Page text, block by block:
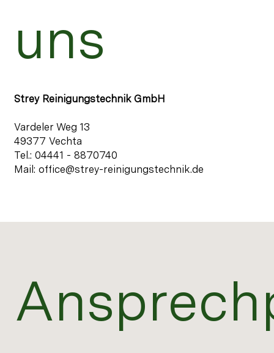
Strey Reinigungstechnik GmbH
Vardeler Weg 13
49377 Vechta
Tel.:04441 - 8870740
Mail:office@strey-reinigungstechnik.de
uns